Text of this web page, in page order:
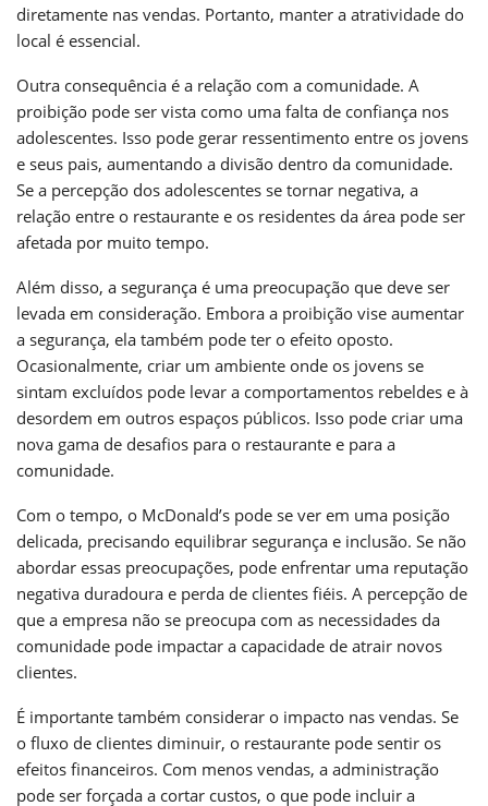
diretamente nas vendas. Portanto, manter a atratividade do
local é essencial.
Outra consequência é a relação com a comunidade. A
proibição pode ser vista como uma falta de confiança nos
adolescentes. Isso pode gerar ressentimento entre os jovens
e seus pais, aumentando a divisão dentro da comunidade.
Se a percepção dos adolescentes se tornar negativa, a
relação entre o restaurante e os residentes da área pode ser
afetada por muito tempo.
Além disso, a segurança é uma preocupação que deve ser
levada em consideração. Embora a proibição vise aumentar
a segurança, ela também pode ter o efeito oposto.
Ocasionalmente, criar um ambiente onde os jovens se
sintam excluídos pode levar a comportamentos rebeldes e à
desordem em outros espaços públicos. Isso pode criar uma
nova gama de desafios para o restaurante e para a
comunidade.
Com o tempo, o McDonald’s pode se ver em uma posição
delicada, precisando equilibrar segurança e inclusão. Se não
abordar essas preocupações, pode enfrentar uma reputação
negativa duradoura e perda de clientes fiéis. A percepção de
que a empresa não se preocupa com as necessidades da
comunidade pode impactar a capacidade de atrair novos
clientes.
É importante também considerar o impacto nas vendas. Se
o fluxo de clientes diminuir, o restaurante pode sentir os
efeitos financeiros. Com menos vendas, a administração
pode ser forçada a cortar custos, o que pode incluir a